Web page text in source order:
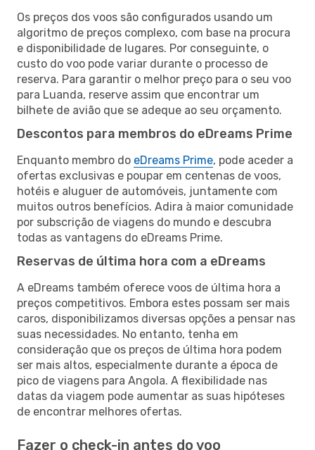
Os preços dos voos são configurados usando um
algoritmo de preços complexo, com base na procura
e disponibilidade de lugares. Por conseguinte, o
custo do voo pode variar durante o processo de
reserva. Para garantir o melhor preço para o seu voo
para Luanda, reserve assim que encontrar um
bilhete de avião que se adeque ao seu orçamento.
Descontos para membros do eDreams Prime
Enquanto membro do eDreams Prime, pode aceder a
ofertas exclusivas e poupar em centenas de voos,
hotéis e aluguer de automóveis, juntamente com
muitos outros benefícios. Adira à maior comunidade
por subscrição de viagens do mundo e descubra
todas as vantagens do eDreams Prime.
Reservas de última hora com a eDreams
A eDreams também oferece voos de última hora a
preços competitivos. Embora estes possam ser mais
caros, disponibilizamos diversas opções a pensar nas
suas necessidades. No entanto, tenha em
consideração que os preços de última hora podem
ser mais altos, especialmente durante a época de
pico de viagens para Angola. A flexibilidade nas
datas da viagem pode aumentar as suas hipóteses
de encontrar melhores ofertas.
Fazer o check-in antes do voo